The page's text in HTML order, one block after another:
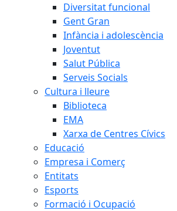
Diversitat funcional
Gent Gran
Infància i adolescència
Joventut
Salut Pública
Serveis Socials
Cultura i lleure
Biblioteca
EMA
Xarxa de Centres Cívics
Educació
Empresa i Comerç
Entitats
Esports
Formació i Ocupació